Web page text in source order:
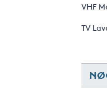
VHF
TV